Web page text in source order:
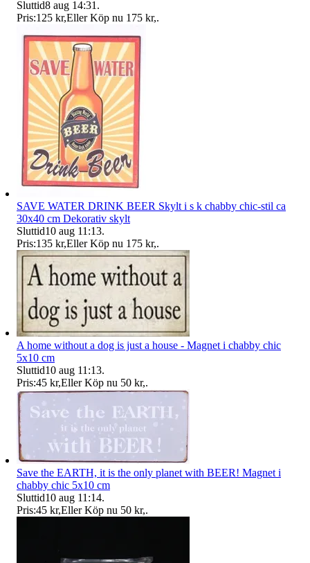
Sluttid8 aug 14:31 .
Pris:125 kr,Eller Köp nu 175 kr,.
SAVE WATER DRINK BEER Skylt i s k chabby chic-stil ca
30x40 cm Dekorativ skylt
Sluttid10 aug 11:13.
Pris:135 kr,Eller Köp nu 175 kr,.
A home without a dog is just a house - Magnet i chabby chic
5x10 cm
Sluttid10 aug 11:13.
Pris:45 kr,Eller Köp nu 50 kr,.
Save the EARTH, it is the only planet with BEER! Magnet i
chabby chic 5x10 cm
Sluttid10 aug 11:14.
Pris:45 kr,Eller Köp nu 50 kr,.